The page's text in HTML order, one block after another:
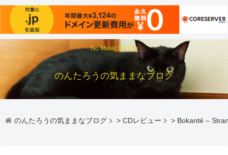
No Music No Life
のんたろうの気ままなブログ
のんたろうの気ままなブログ > CDレビュー > Bokanté –